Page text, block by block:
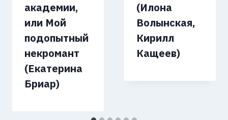
академии,
или Мой
подопытный
некромант
(Екатерина
Бриар)
(Илона
Волынская,
Кирилл
Кащеев)